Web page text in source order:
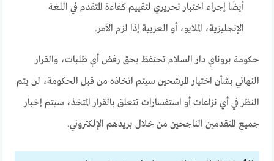
أيضًا إجراء اختبار تحريري لتقييم كفاءة المتقدم في اللغة
الإنجليزية، الملايو، أو العربية إذا لزم الأمر.
حكومة بروناي دار السلام تحتفظ بحق رفض أي طلبات، والقرار
النهائي بشأن اختيار المرشحين سيتم اتخاذه من قبل الحكومة، لن يتم
النظر في أي نزاعات أو استفسارات تتعلق بالقرار المتخذ، سيتم إخبار
جميع المتقدمين الناجحين من خلال بريدهم الإلكتروني.